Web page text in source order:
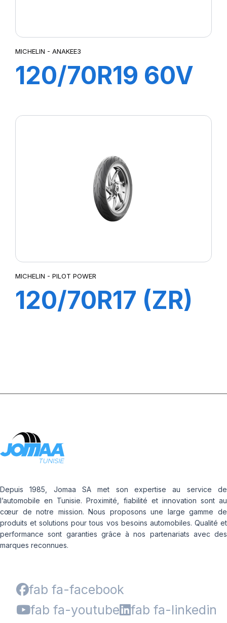
MICHELIN - ANAKEE3
120/70R19 60V
MICHELIN - PILOT POWER
120/70R17 (ZR)
2CT Front
Depuis 1985, Jomaa SA met son expertise au service de
l’automobile en Tunisie. Proximité, fiabilité et innovation sont au
cœur de notre mission. Nous proposons une large gamme de
produits et solutions pour tous vos besoins automobiles. Qualité et
performance sont garanties grâce à nos partenariats avec des
marques reconnues.
fab fa-facebook
fab fa-youtube
fab fa-linkedin